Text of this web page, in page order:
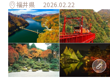
福井県 2026.02.22